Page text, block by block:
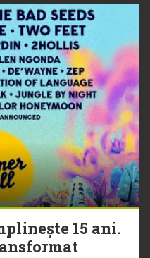
15 ani.